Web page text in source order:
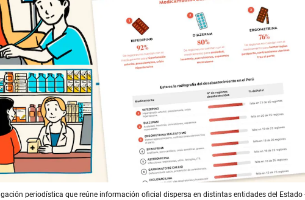
periodística que reúne información oficial dispersa en distintas entidades del Estado